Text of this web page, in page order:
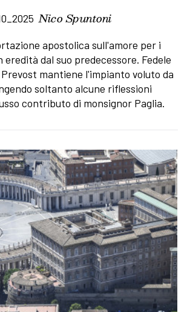
Nico Spuntoni
apostolica sull'amore per i
eredità dal suo predecessore. Fedele
mantiene l'impianto voluto da
soltanto alcune riflessioni
contributo di monsignor Paglia.